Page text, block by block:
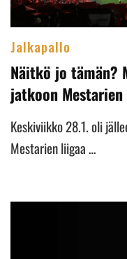
Jalkapallo
Näitkö jo tämän?
jatkoon
Keskiviikko 28.1. oli
Mestarien liigaa …